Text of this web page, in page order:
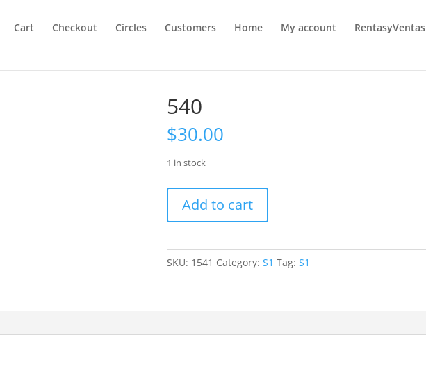
Cart Checkout Circles Customers Home My account RentasyVentas
540
$30.00
1 in stock
quantity
Add to cart
SKU: 1541 Category:S1 Tag:S1